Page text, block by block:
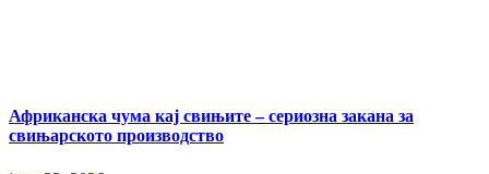
Африканска чума кај свињите – сериозна закана за
свињарското производство